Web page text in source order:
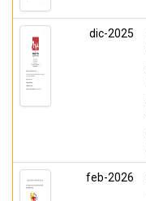
dic-2025
feb-2026